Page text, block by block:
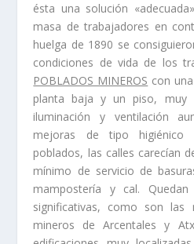
ésta una solución
masa de trabajadores en
huelga de 1890 se
condiciones de vida de los
POBLADOS MINEROS con
planta baja y un piso, muy
iluminación y ventilación
mejoras de tipo higiénico
poblados, las calles carecí­an
mí­nimo de servicio de
mamposterí­a y cal.
significativas, como son las
mineros de Arcentales y